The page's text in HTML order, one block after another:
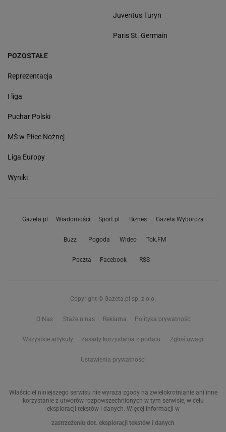
Juventus Turyn
Paris St. Germain
POZOSTAŁE
Reprezentacja
I liga
Puchar Polski
MŚ w Piłce Nożnej
Liga Europy
Wyniki
Gazeta.pl Wiadomości Sport.pl Biznes Gazeta Wyborcza
Buzz Pogoda Wideo Tok.FM
Poczta Facebook RSS
Copyright © Gazeta.pl sp. z o.o.
O Nas Staże u nas Reklama Polityka prywatności
Wszystkie artykuły Zasady korzystania z portalu Zgłoś uwagi
Ustawienia prywatności
Właściciel niniejszego serwisu nie wyraża zgody na zwielokrotnianie ani inne
korzystanie z utworów rozpowszechnionych w tym serwisie, w celu
eksploracji tekstów i danych. Więcej informacji w
zastrzeżeniu dot. eksploracji tekstów i danych